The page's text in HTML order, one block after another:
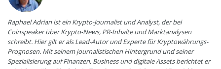
Raphael Adrian ist ein Krypto-Journalist und Analyst, der bei
Coinspeaker über Krypto-News, PR-Inhalte und Marktanalysen
schreibt. Hier gilt er als Lead-Autor und Experte für Kryptowährungs-
Prognosen. Mit seinem journalistischen Hintergrund und seiner
Spezialisierung auf Finanzen, Business und digitale Assets berichtet er